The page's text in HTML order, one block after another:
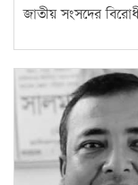
জাতীয় সংসদের